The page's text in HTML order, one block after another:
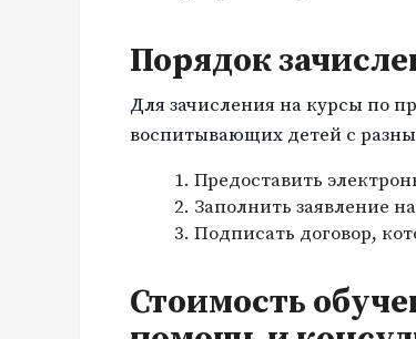
Порядок
Для зачисления на курсы по
воспитывающих детей с
Предоставить
Заполнить заявление
Подписать договор,
Стоимость